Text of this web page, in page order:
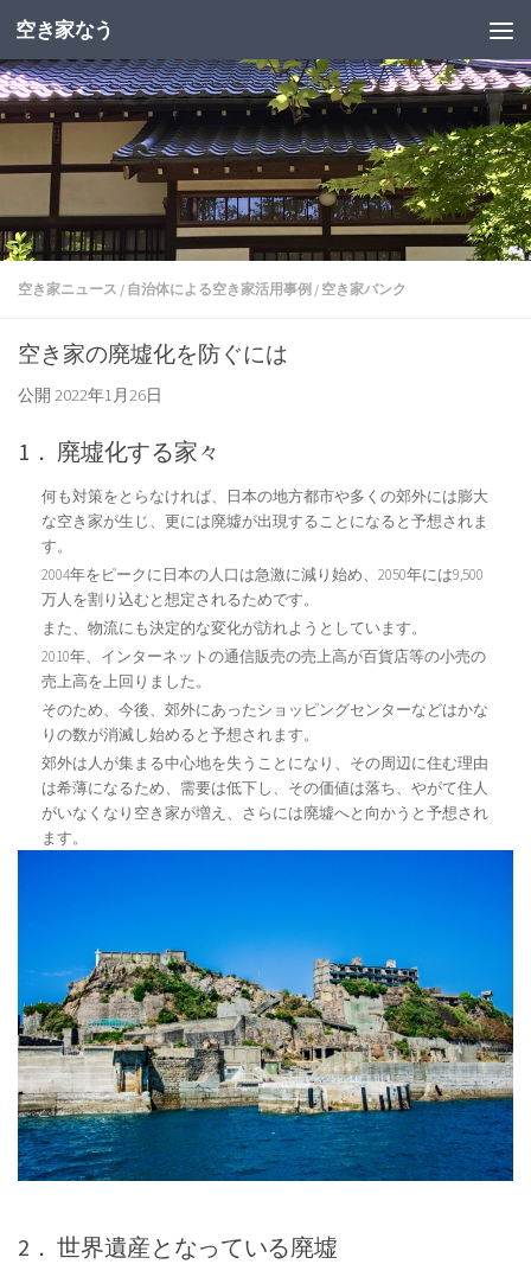
空き家なう
空き家ニュース / 自治体による空き家活用事例 / 空き家バンク
空き家の廃墟化を防ぐには
公開 2022年1月26日
1． 廃墟化する家々
何も対策をとらなければ、日本の地方都市や多くの郊外には膨大
な空き家が生じ、更には廃墟が出現することになると予想されま
す。
2004年をピークに日本の人口は急激に減り始め、2050年には9,500
万人を割り込むと想定されるためです。
また、物流にも決定的な変化が訪れようとしています。
2010年、インターネットの通信販売の売上高が百貨店等の小売の
売上高を上回りました。
そのため、今後、郊外にあったショッピングセンターなどはかな
りの数が消滅し始めると予想されます。
郊外は人が集まる中心地を失うことになり、その周辺に住む理由
は希薄になるため、需要は低下し、その価値は落ち、やがて住人
がいなくなり空き家が増え、さらには廃墟へと向かうと予想され
ます。
2． 世界遺産となっている廃墟